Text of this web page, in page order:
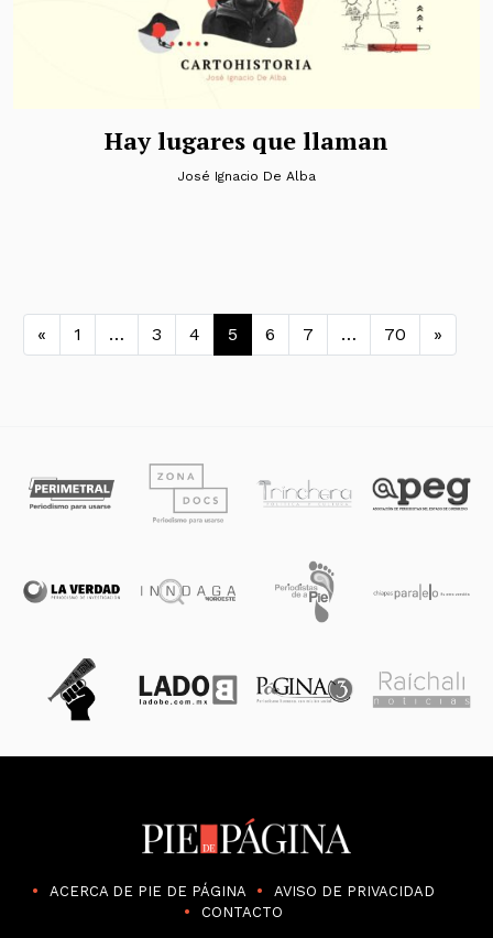
Hay lugares que llaman
José Ignacio De Alba
Navegación de entradas
« 1 … 3 4 5 6 7 … 70 »
ACERCA DE PIE DE PÁGINA
AVISO DE PRIVACIDAD
CONTACTO